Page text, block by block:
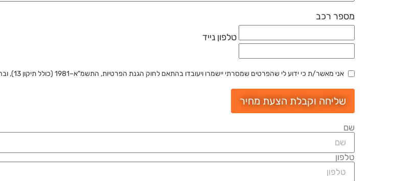
מספר רכב
טלפון נייד
אני מאשר/ת כי ידוע לי שהפרטים שמסרתי יישמרו ויעובדו בהתאם לחוק הגנת הפרטיות, התשמ"א–1981 (כולל תיקון 13), ובהתאם ל
שליחה וקבלת הצעת מחיר
שם
טלפון